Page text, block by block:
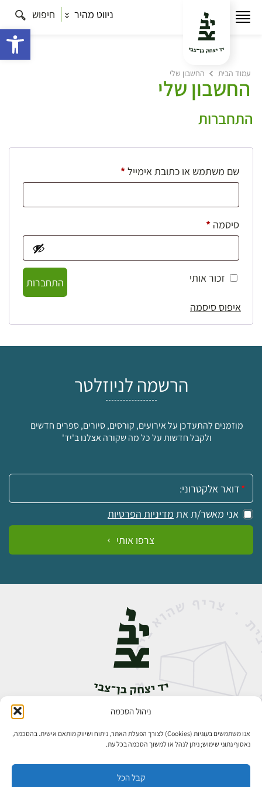
ניהול הסכמה
אנו משתמשים בעוגיות (Cookies) לצורך הפעלת האתר, ניתוח ושיווק מותאם אישית. בהסכמה,
נאסוף נתוני שימוש; ניתן לנהל או למשוך הסכמה בכל עת.
קבל הכל
ניווט מהיר חיפוש
עמוד הבית החשבון שלי
החשבון שלי
התחברות
שם משתמש או כתובת אימייל*חובה
סיסמה *חובה
זכור אותי
התחברות
איפוס סיסמה
הרשמה לניוזלטר
מוזמנים להתעדכן על אירועים, קורסים, סיורים, ספרים חדשים
ולקבל חדשות על כל מה שקורה אצלנו ב'יד'
אימייל:
אני מאשר/ת את מדיניות הפרטיות
צרפו אותי
אבן גבירול 14, רחביה, ירושלים